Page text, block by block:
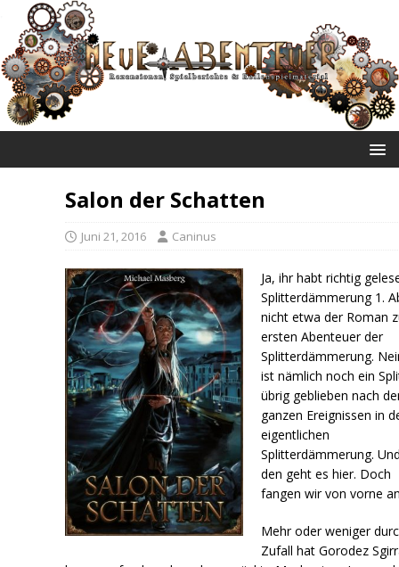
Salon der Schatten
Juni 21, 2016 Caninus
Ja, ihr habt richtig
Splitterdämmerung 1.
nicht etwa der Roman
ersten Abenteuer der
Splitterdämmerung.
ist nämlich noch ein
übrig geblieben nach
ganzen Ereignissen in
eigentlichen
Splitterdämmerung.
den geht es hier. Doch
fangen wir von vorne
Mehr oder weniger
Zufall hat Gorodez